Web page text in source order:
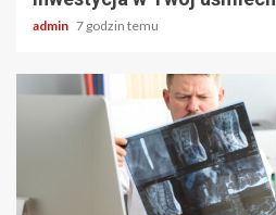
admin 7 godzin temu